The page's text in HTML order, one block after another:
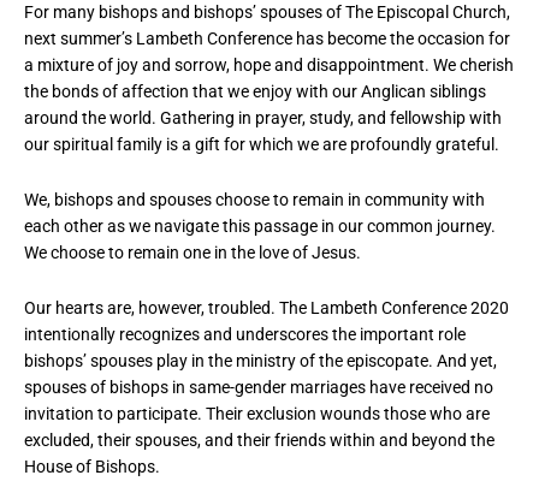
For many bishops and bishops’ spouses of The Episcopal Church,
next summer’s Lambeth Conference has become the occasion for
a mixture of joy and sorrow, hope and disappointment. We cherish
the bonds of affection that we enjoy with our Anglican siblings
around the world. Gathering in prayer, study, and fellowship with
our spiritual family is a gift for which we are profoundly grateful.
We, bishops and spouses choose to remain in community with
each other as we navigate this passage in our common journey.
We choose to remain one in the love of Jesus.
Our hearts are, however, troubled. The Lambeth Conference 2020
intentionally recognizes and underscores the important role
bishops’ spouses play in the ministry of the episcopate. And yet,
spouses of bishops in same-gender marriages have received no
invitation to participate. Their exclusion wounds those who are
excluded, their spouses, and their friends within and beyond the
House of Bishops.